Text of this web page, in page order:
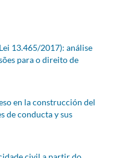
13.465/2017): análise
para o direito de
en la construcción del
de conducta y sus